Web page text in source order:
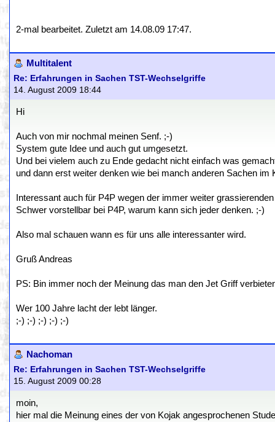
2-mal bearbeitet. Zuletzt am 14.08.09 17:47.
Multitalent
Re: Erfahrungen in Sachen TST-Wechselgriffe
14. August 2009 18:44
Hi
Auch von mir nochmal meinen Senf. ;-)
System gute Idee und auch gut umgesetzt.
Und bei vielem auch zu Ende gedacht nicht einfach was
und dann erst weiter denken wie bei manch anderen Sachen im
Interessant auch für P4P wegen der immer weiter
Schwer vorstellbar bei P4P, warum kann sich jeder denken. ;-)
Also mal schauen wann es für uns alle interessanter wird.
Gruß Andreas
PS: Bin immer noch der Meinung das man den Jet Griff
Wer 100 Jahre lacht der lebt länger.
;-) ;-) ;-) ;-) ;-)
Nachoman
Re: Erfahrungen in Sachen TST-Wechselgriffe
15. August 2009 00:28
moin,
hier mal die Meinung eines der von Kojak angesprochenen